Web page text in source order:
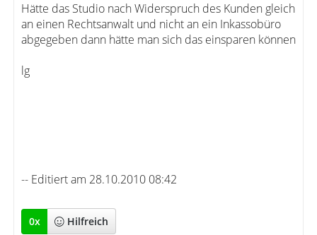
Hätte das Studio nach Widerspruch des Kunden gleich
an einen Rechtsanwalt und nicht an ein Inkassobüro
abgegeben dann hätte man sich das einsparen können
lg
-- Editiert am 28.10.2010 08:42
0x Hilfreich